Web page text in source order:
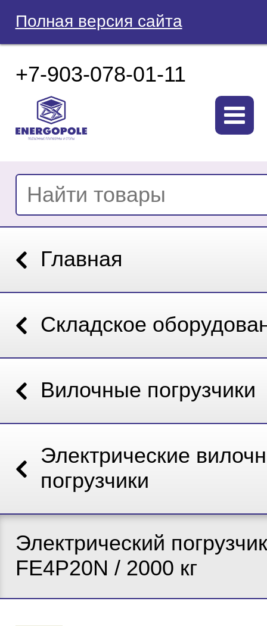
Полная версия сайта
+7-903-078-01-11
Главная
Складское
Вилочные погрузчики
Электрические
погрузчики
Электрический
FE4P20N / 2000 кг